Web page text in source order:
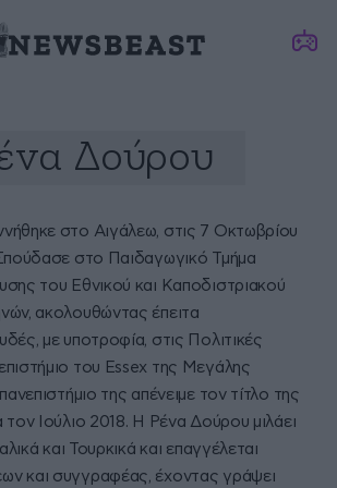
Δούρου
στο Αιγάλεω, στις 7 Οκτωβρίου
στο Παιδαγωγικό Τμήμα
του Εθνικού και Καποδιστριακού
ακολουθώντας έπειτα
με υποτροφία, στις Πολιτικές
του Essex της Μεγάλης
της απένειμε τον τίτλο της
τον Ιούλιο 2018. Η Ρένα Δούρου μιλάει
και Τουρκικά και επαγγέλεται
και συγγραφέας, έχοντας γράψει